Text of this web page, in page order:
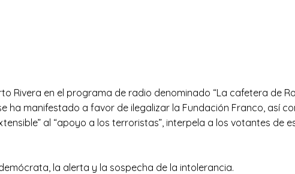
Rivera en el programa de radio denominado “La cafetera de
ha manifestado a favor de ilegalizar la Fundación Franco, así
al “apoyo a los terroristas”, interpela a los votantes de
la alerta y la sospecha de la intolerancia.